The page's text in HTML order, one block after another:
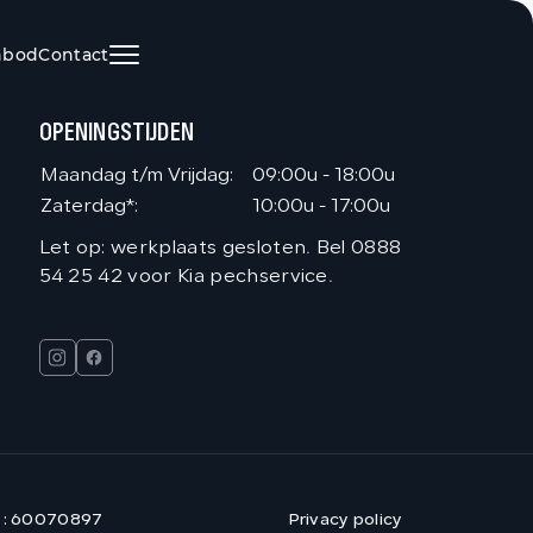
Contact
HOME
AANBOD
DIENSTEN
OVER ONS
VERKOCHT
OPENINGSTIJDEN
Maandag t/m Vrijdag:
09:00u - 18:00u
Zaterdag*:
10:00u - 17:00u
Let op: werkplaats gesloten. Bel 0888
54 25 42 voor Kia pechservice.
: 60070897 Privacy policy